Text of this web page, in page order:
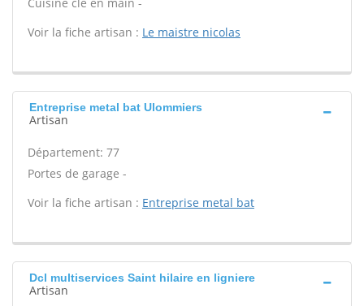
Voir la fiche artisan : Le maistre nicolas
Entreprise metal bat Ulommiers
Artisan
Département: 77
Portes de garage -
Voir la fiche artisan : Entreprise metal bat
Dcl multiservices Saint hilaire en ligniere
Artisan